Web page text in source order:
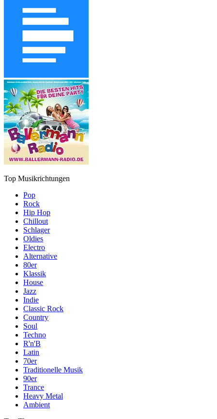
Top Musikrichtungen
Pop
Rock
Hip Hop
Chillout
Schlager
Oldies
Electro
Alternative
80er
Klassik
House
Jazz
Indie
Classic Rock
Country
Soul
Techno
R'n'B
Latin
70er
Traditionelle Musik
90er
Trance
Heavy Metal
Ambient